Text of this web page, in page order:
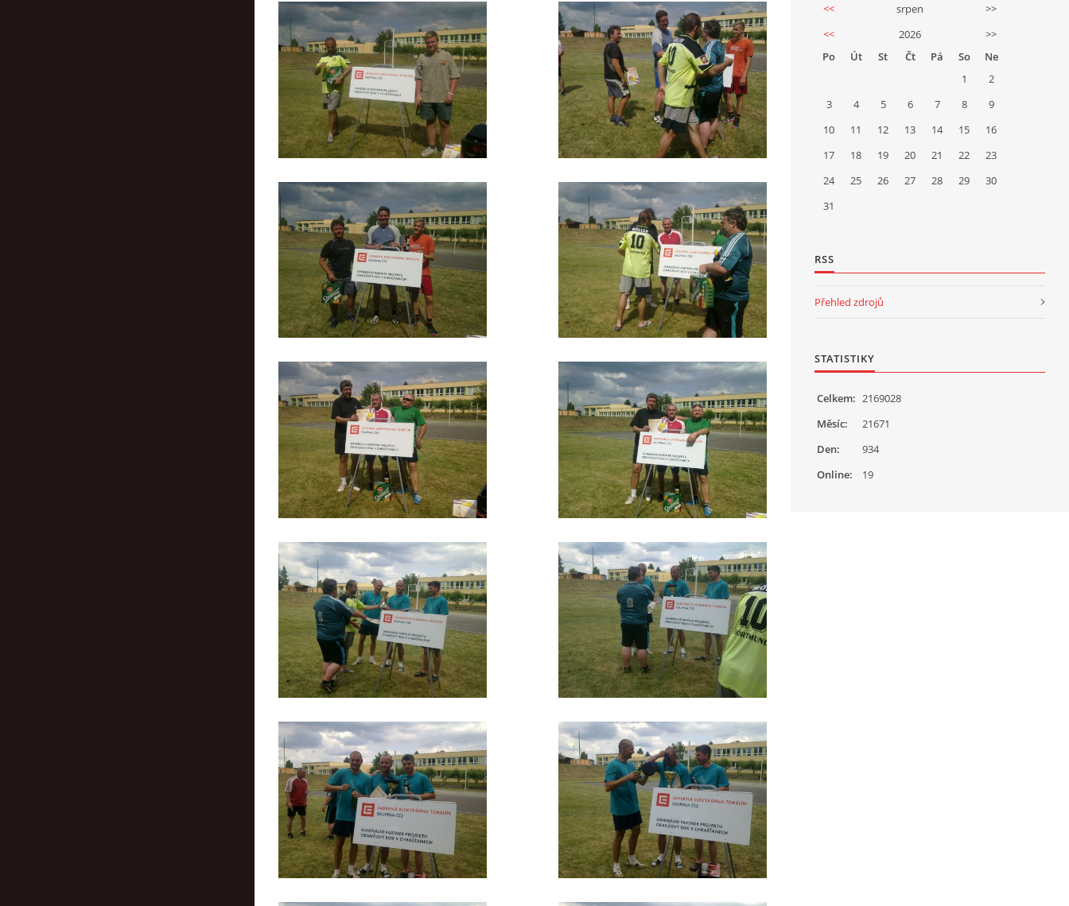
<< srpen
>>
<<
2026
>>
Po
Út St Čt Pá So
Ne
1
2
3
4 5 6 7 8
9
10
11 12 13 14 15
16
17
18 19 20 21 22
23
24
25 26 27 28 29
30
31
RSS
Přehled zdrojů
STATISTIKY
Online: 19
Celkem: 2169028
Měsíc:
21671
Den:
934